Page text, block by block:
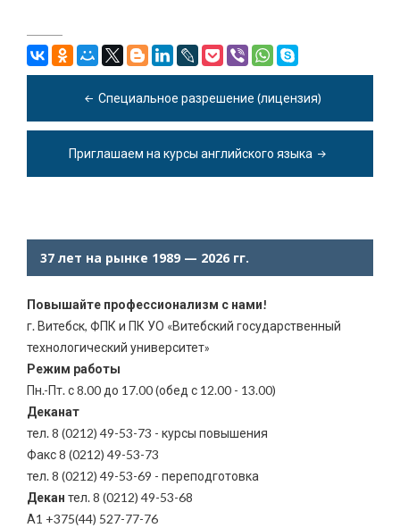
Специальное разрешение (лицензия)
Приглашаем на курсы английского языка
37 лет на рынке 1989 — 2026 гг.
Повышайте профессионализм с нами!
г. Витебск, ФПК и ПК УО «Витебский государственный
технологический университет»
Режим работы
Пн.-Пт. с 8.00 до 17.00 (обед с 12.00 - 13.00)
Деканат
тел. 8 (0212) 49-53-73 - курсы повышения
Факс 8 (0212) 49-53-73
тел. 8 (0212) 49-53-69 - переподготовка
Декан тел. 8 (0212) 49-53-68
А1 +375(44) 527-77-76